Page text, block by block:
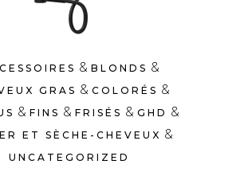
& BLONDS &
GRAS & COLORÉS &
& FINS & FRISÉS & GHD &
ET SÈCHE-CHEVEUX &
UNCATEGORIZED